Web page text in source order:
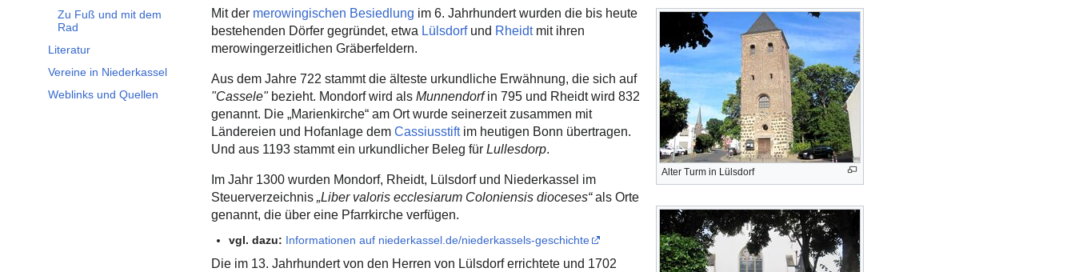
Zu Fuß und mit dem
Rad
Literatur
Vereine in Niederkassel
Weblinks und Quellen
Alter Turm in Lülsdorf
Mit der merowingischen Besiedlung im 6. Jahrhundert wurden die bis heute
bestehenden Dörfer gegründet, etwa Lülsdorfund Rheidtmit ihren
merowingerzeitlichen Gräberfeldern.
Aus dem Jahre 722 stammt die älteste urkundliche Erwähnung, die sich auf
"Cassele"bezieht. Mondorf wird als Munnendorfin 795 und Rheidt wird 832
genannt. Die „Marienkirche“ am Ort wurde seinerzeit zusammen mit
Ländereien und Hofanlage dem Cassiusstiftim heutigen Bonn übertragen.
Und aus 1193 stammt ein urkundlicher Beleg für Lullesdorp.
Im Jahr 1300 wurden Mondorf, Rheidt, Lülsdorf und Niederkassel im
Steuerverzeichnis „Liber valoris ecclesiarum Coloniensis dioceses“als Orte
genannt, die über eine Pfarrkirche verfügen.
vgl. dazu: Informationen auf niederkassel.de/niederkassels-geschichte
Die im 13. Jahrhundert von den Herren von Lülsdorf errichtete und 1702